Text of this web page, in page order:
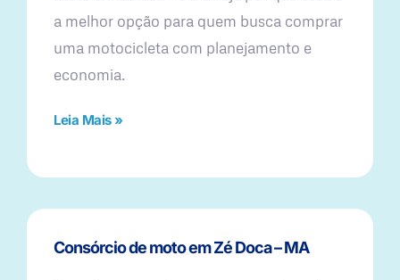
a melhor opção para quem busca comprar
uma motocicleta com planejamento e
economia.
Leia Mais »
Consórcio de moto em Zé Doca – MA